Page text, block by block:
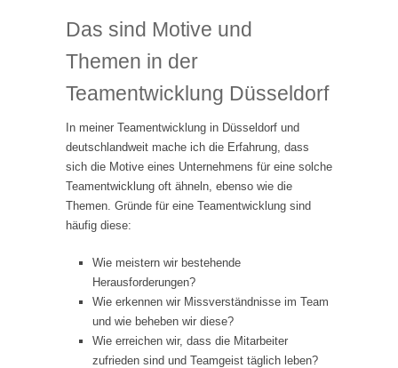
Das sind Motive und
Themen in der
Teamentwicklung Düsseldorf
In meiner Teamentwicklung in Düsseldorf und
deutschlandweit mache ich die Erfahrung, dass
sich die Motive eines Unternehmens für eine solche
Teamentwicklung oft ähneln, ebenso wie die
Themen. Gründe für eine Teamentwicklung sind
häufig diese:
Wie meistern wir bestehende
Herausforderungen?
Wie erkennen wir Missverständnisse im Team
und wie beheben wir diese?
Wie erreichen wir, dass die Mitarbeiter
zufrieden sind und Teamgeist täglich leben?